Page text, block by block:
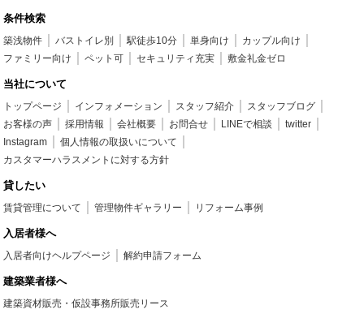
条件検索
築浅物件 バストイレ別 駅徒歩10分 単身向け
カップル向け
ファミリー向け
ペット可 セキュリティ充実 敷金礼金ゼロ
当社について
トップページ インフォメーション スタッフ紹介
スタッフブログ
お客様の声
採用情報 会社概要 お問合せ LINEで相談
twitter
Instagram
個人情報の取扱いについて
カスタマーハラスメントに対する方針
貸したい
賃貸管理について 管理物件ギャラリー リフォーム事例
入居者様へ
入居者向けヘルプページ 解約申請フォーム
建築業者様へ
建築資材販売・仮設事務所販売リース